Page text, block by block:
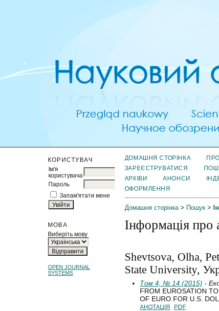
КОРИСТУВАЧ
Ім'я
користувача
Пароль
Запам'ятати мене
МОВА
Виберіть мову
OPEN JOURNAL
SYSTEMS
ДОМАШНЯ СТОРІНКА
ЗАРЕЄСТРУВАТИСЯ
АРХІВИ
АНОНСИ
ОФОРМЛЕННЯ
Домашня сторінка> Пошук>
Інформація про
Shevtsova, Olha,
State University,
Том 4, № 14 (2015) -
FROM EUROSATION
OF EURO FOR U.S.
АНОТАЦІЯ PDF